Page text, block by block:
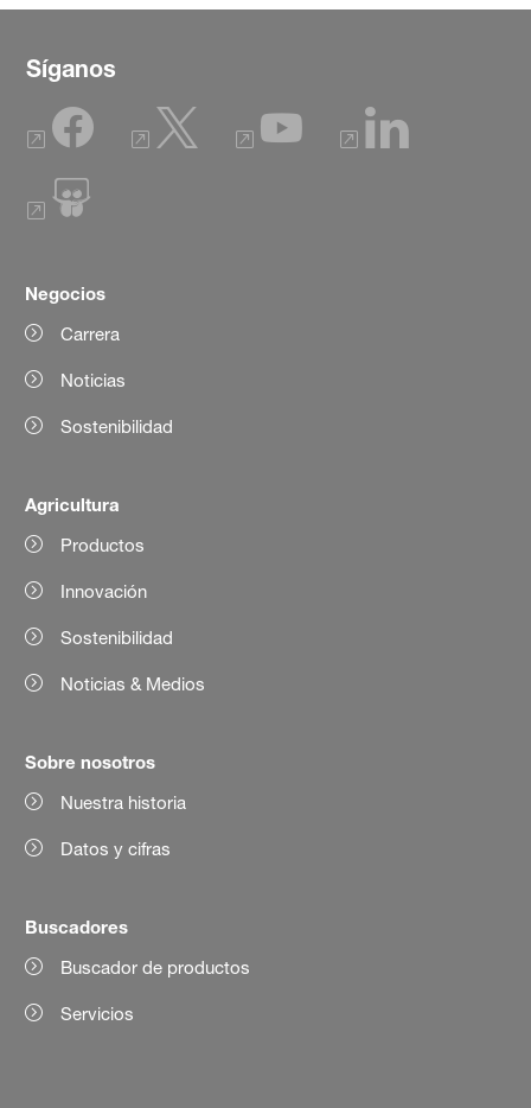
Síganos
Negocios
Carrera
Noticias
Sostenibilidad
Agricultura
Productos
Innovación
Sostenibilidad
Noticias & Medios
Sobre nosotros
Nuestra historia
Datos y cifras
Buscadores
Buscador de productos
Servicios